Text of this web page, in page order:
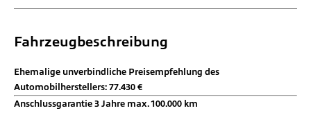
Fahrzeugbeschreibung
Ehemalige unverbindliche Preisempfehlung des
Automobilherstellers: 77.430 €
Anschlussgarantie 3 Jahre max. 100.000 km